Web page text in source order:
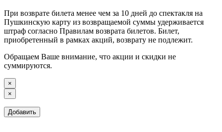
При возврате билета менее чем за 10 дней до спектакля на
Пушкинскую карту из возвращаемой суммы удерживается
штраф согласно Правилам возврата билетов. Билет,
приобретенный в рамках акций, возврату не подлежит.
Обращаем Ваше внимание, что акции и скидки не
суммируются.
×
×
Добавить